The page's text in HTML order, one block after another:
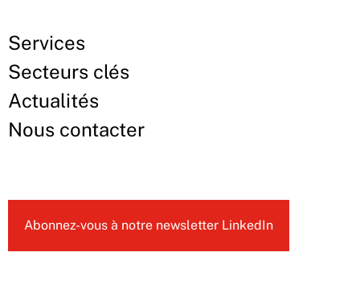
Services
Secteurs clés
Actualités
Nous contacter
Abonnez-vous à notre newsletter LinkedIn